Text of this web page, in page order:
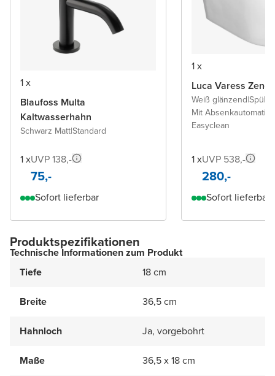
1 x
Blaufoss Multa
Kaltwasserhahn
Schwarz Matt|Standard
1 xUVP 138,-
75,-
Sofort lieferbar
1 x
Luca Varess Zeno
Weiß glänzend|
Mit Absenkautomatik
Easyclean
1 xUVP 538,-
280,-
Sofort lieferbar
Produktspezifikationen
Technische Informationen zum Produkt
Tiefe
18 cm
Breite 36,5 cm
Hahnloch Ja, vorgebohrt
Maße 36,5 x 18 cm